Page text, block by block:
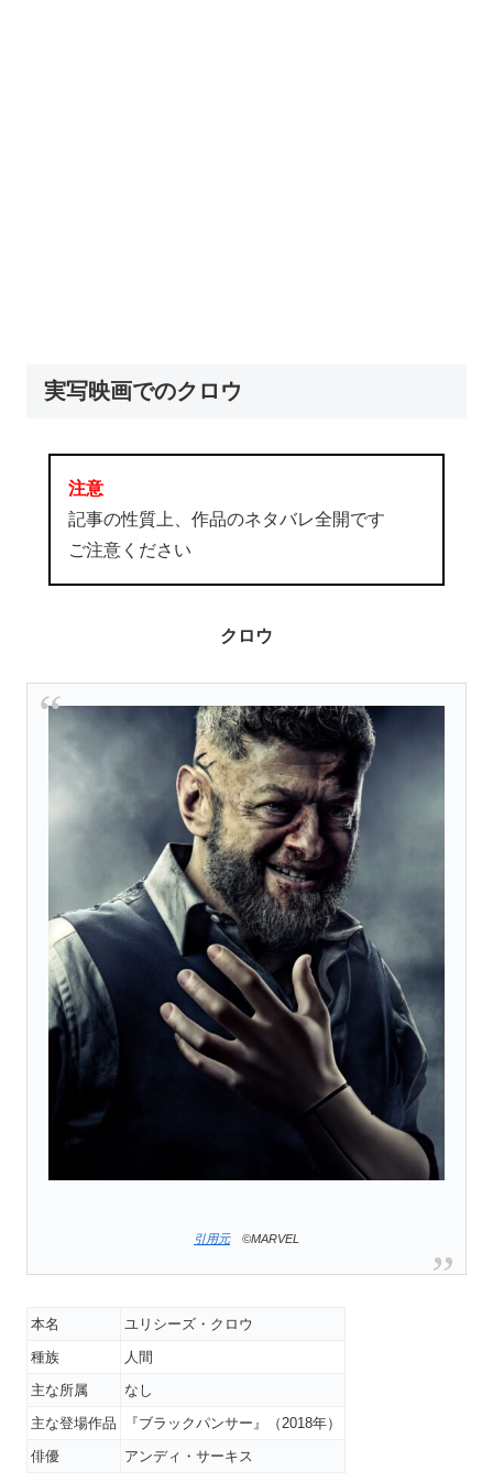
実写映画でのクロウ
注意
記事の性質上、作品のネタバレ全開です
ご注意ください
クロウ
引用元©MARVEL
本名
ユリシーズ・クロウ
種族
人間
主な所属
なし
主な登場作品
『ブラックパンサー』（2018年）
俳優
アンディ・サーキス